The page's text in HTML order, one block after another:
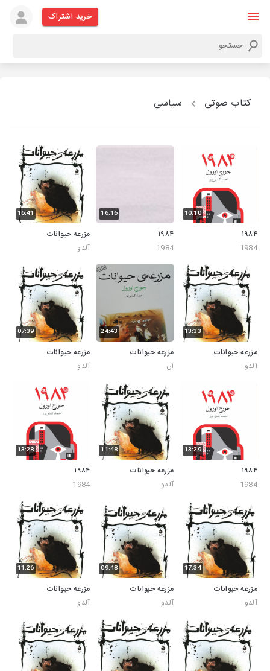
خرید اشتراک
کتاب صوتی سیاسی
10:10
۱۹۸۴
1984
16:16
۱۹۸۴
1984
16:41
مزرعه حیوانات
آلدو
13:33
مزرعه حیوانات
آلدو
24:43
مزرعه حیوانات
آن
07:39
مزرعه حیوانات
آلدو
13:29
۱۹۸۴
1984
11:48
مزرعه حیوانات
آلدو
13:28
۱۹۸۴
1984
17:34
مزرعه حیوانات
آلدو
09:48
مزرعه حیوانات
آلدو
11:26
مزرعه حیوانات
آلدو